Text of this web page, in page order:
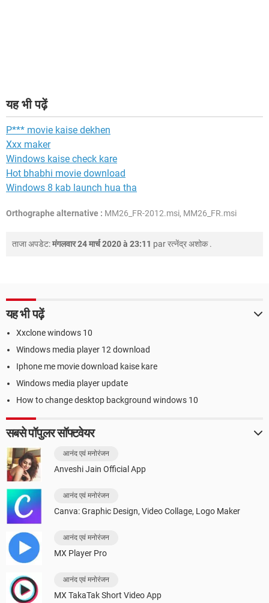
यह भी पढ़ें
P*** movie kaise dekhen
Xxx maker
Windows kaise check kare
Hot bhabhi movie download
Windows 8 kab launch hua tha
Orthographe alternative : MM26_FR-2012.msi, MM26_FR.msi
ताजा अपडेट:मंगलवार 24 मार्च 2020 à 23:11 parरत्नेंद्र अशोक.
यह भी पढ़ें
Xxclone windows 10
Windows media player 12 download
Iphone me movie download kaise kare
Windows media player update
How to change desktop background windows 10
सबसे पॉपुलर सॉफ्टवेयर
आनंद एवं मनोरंजन
Anveshi Jain Official App
आनंद एवं मनोरंजन
Canva: Graphic Design, Video Collage, Logo Maker
आनंद एवं मनोरंजन
MX Player Pro
आनंद एवं मनोरंजन
MX TakaTak Short Video App